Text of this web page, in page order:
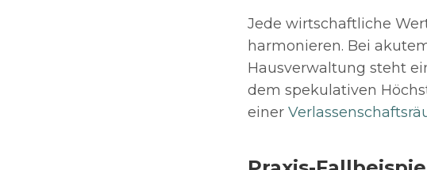
Jede wirtschaftliche
harmonieren. Bei
Hausverwaltung steht
dem spekulativen
einer